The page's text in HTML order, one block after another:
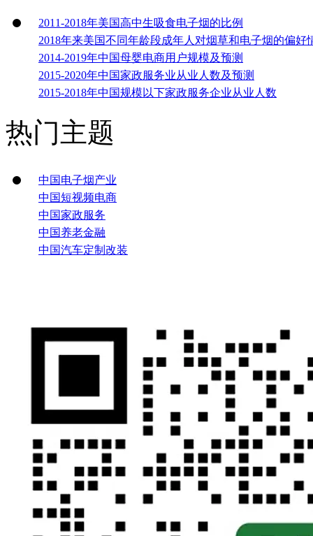
2011-2018年美国高中生吸食电子烟的比例
2018年来美国不同年龄段成年人对烟草和电子烟的偏好
2014-2019年中国母婴电商用户规模及预测
2015-2020年中国家政服务业从业人数及预测
2015-2018年中国规模以下家政服务企业从业人数
热门主题
中国电子烟产业
中国短视频电商
中国家政服务
中国养老金融
中国汽车定制改装